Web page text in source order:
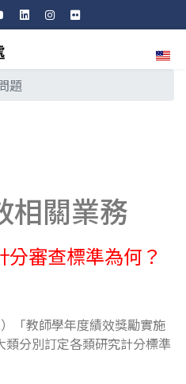
選擇
題
相關業務
分審查標準為何？
「教師學年度績效獎勵實施
分別訂定各類研究計分標準